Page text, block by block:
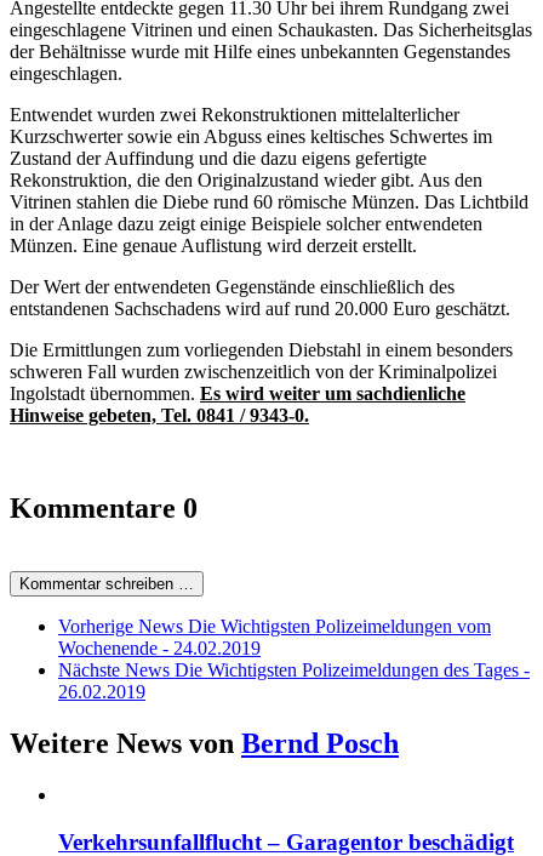
Angestellte entdeckte gegen 11.30 Uhr bei ihrem Rundgang zwei
eingeschlagene Vitrinen und einen Schaukasten. Das Sicherheitsglas
der Behältnisse wurde mit Hilfe eines unbekannten Gegenstandes
eingeschlagen.
Entwendet wurden zwei Rekonstruktionen mittelalterlicher
Kurzschwerter sowie ein Abguss eines keltisches Schwertes im
Zustand der Auffindung und die dazu eigens gefertigte
Rekonstruktion, die den Originalzustand wieder gibt. Aus den
Vitrinen stahlen die Diebe rund 60 römische Münzen. Das Lichtbild
in der Anlage dazu zeigt einige Beispiele solcher entwendeten
Münzen. Eine genaue Auflistung wird derzeit erstellt.
Der Wert der entwendeten Gegenstände einschließlich des
entstandenen Sachschadens wird auf rund 20.000 Euro geschätzt.
Die Ermittlungen zum vorliegenden Diebstahl in einem besonders
schweren Fall wurden zwischenzeitlich von der Kriminalpolizei
Ingolstadt übernommen. Es wird weiter um sachdienliche
Hinweise gebeten, Tel. 0841 / 9343-0.
Kommentare 0
Kommentar schreiben …
Vorherige News Die Wichtigsten Polizeimeldungen vom
Wochenende - 24.02.2019
Nächste News Die Wichtigsten Polizeimeldungen des Tages -
26.02.2019
Weitere News von Bernd Posch
Verkehrsunfallflucht – Garagentor beschädigt